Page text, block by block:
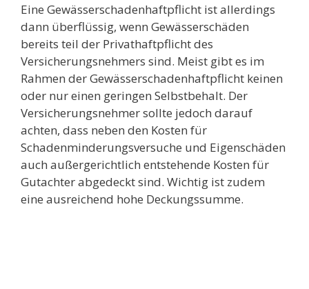
Eine Gewässerschadenhaftpflicht ist allerdings
dann überflüssig, wenn Gewässerschäden
bereits teil der Privathaftpflicht des
Versicherungsnehmers sind. Meist gibt es im
Rahmen der Gewässerschadenhaftpflicht keinen
oder nur einen geringen Selbstbehalt. Der
Versicherungsnehmer sollte jedoch darauf
achten, dass neben den Kosten für
Schadenminderungsversuche und Eigenschäden
auch außergerichtlich entstehende Kosten für
Gutachter abgedeckt sind. Wichtig ist zudem
eine ausreichend hohe Deckungssumme.